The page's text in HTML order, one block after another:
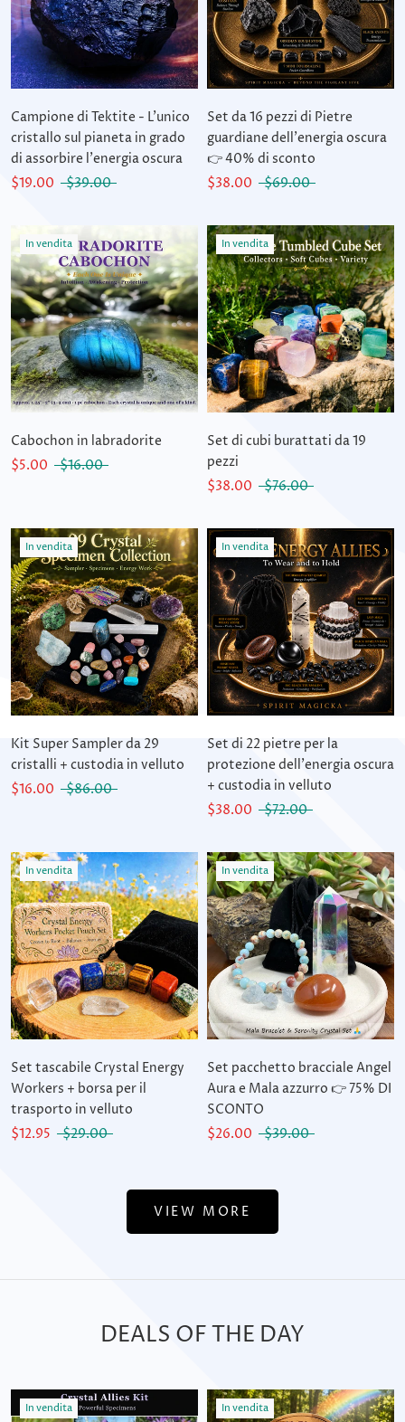
Campione di Tektite - L'unico
cristallo sul pianeta in grado
di assorbire l'energia oscura
$19.00
$39.00
Set da 16 pezzi di Pietre
guardiane dell'energia oscura
👉 40% di sconto
$38.00
$69.00
In vendita
Cabochon in labradorite
$5.00
$16.00
In vendita
Set di cubi burattati da 19
pezzi
$38.00
$76.00
In vendita
Kit Super Sampler da 29
cristalli + custodia in velluto
$16.00
$86.00
In vendita
Set di 22 pietre per la
protezione dell'energia oscura
+ custodia in velluto
$38.00
$72.00
In vendita
Set tascabile Crystal Energy
Workers + borsa per il
trasporto in velluto
$12.95
$29.00
In vendita
Set pacchetto bracciale Angel
Aura e Mala azzurro 👉 75% DI
SCONTO
$26.00
$39.00
VIEW MORE
DEALS OF THE DAY
In vendita In vendita